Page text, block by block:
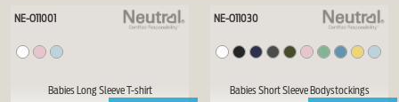
NE-O11001
Babies Long Sleeve T-shirt
NE-O11030
Babies Short Sleeve Bodystockings